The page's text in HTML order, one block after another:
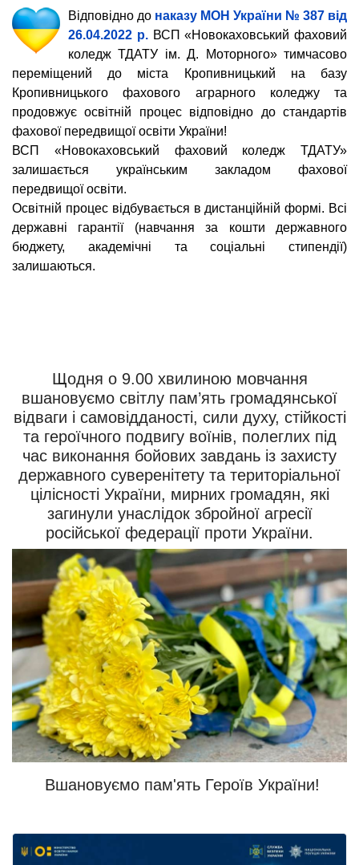
Відповідно до наказу МОН України № 387 від
26.04.2022 р.ВСП «Новокаховський фаховий
коледж ТДАТУ ім. Д. Моторного» тимчасово
переміщений до міста Кропивницький на базу
Кропивницького фахового аграрного коледжу та
продовжує освітній процес відповідно до стандартів
фахової передвищої освіти України!
ВСП «Новокаховський фаховий коледж ТДАТУ»
залишається українським закладом фахової
передвищої освіти.
Освітній процес відбувається в дистанційній формі. Всі
державні гарантії (навчання за кошти державного
бюджету, академічні та соціальні стипендії)
залишаються.
Щодня о 9.00 хвилиною мовчання
вшановуємо світлу пам’ять громадянської
відваги і самовідданості, сили духу, стійкості
та героїчного подвигу воїнів, полеглих під
час виконання бойових завдань із захисту
державного суверенітету та територіальної
цілісності України, мирних громадян, які
загинули унаслідок збройної агресії
російської федерації проти України.
Вшановуємо пам'ять Героїв України!